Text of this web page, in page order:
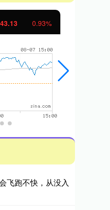
43.13 0.93%
飞跑不快，从没入